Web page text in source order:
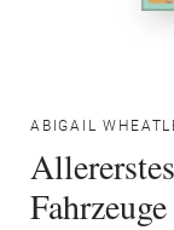
ABIGAIL
Fahrzeuge